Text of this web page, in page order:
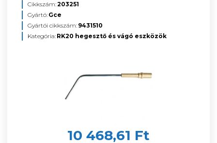
Cikkszám:203251
Gyártó: Gce
Gyártói cikkszám: 9431510
Kategória: RK20 hegesztő és vágó eszközök
10 468,61 Ft